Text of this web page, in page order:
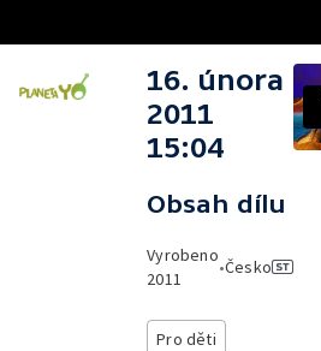
16. února
2011
15:04
Obsah dílu
Vyrobeno
2011
•Česko
Pro děti